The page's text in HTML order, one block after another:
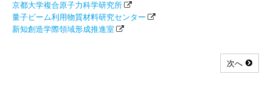
京都大学複合原子力科学研究所
量子ビーム利用物質材料研究センター
新知創造学際領域形成推進室
次へ